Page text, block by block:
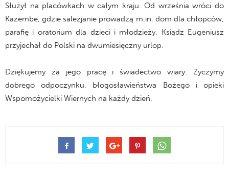
Służył na placówkach w całym kraju. Od września wróci do
Kazembe, gdzie salezjanie prowadzą m.in. dom dla chłopców,
parafię i oratorium dla dzieci i młodzieży. Ksiądz Eugeniusz
przyjechał do Polski na dwumiesięczny urlop.
Dziękujemy za jego pracę i świadectwo wiary. Życzymy
dobrego odpoczynku, błogosławieństwa Bożego i opieki
Wspomożycielki Wiernych na każdy dzień.